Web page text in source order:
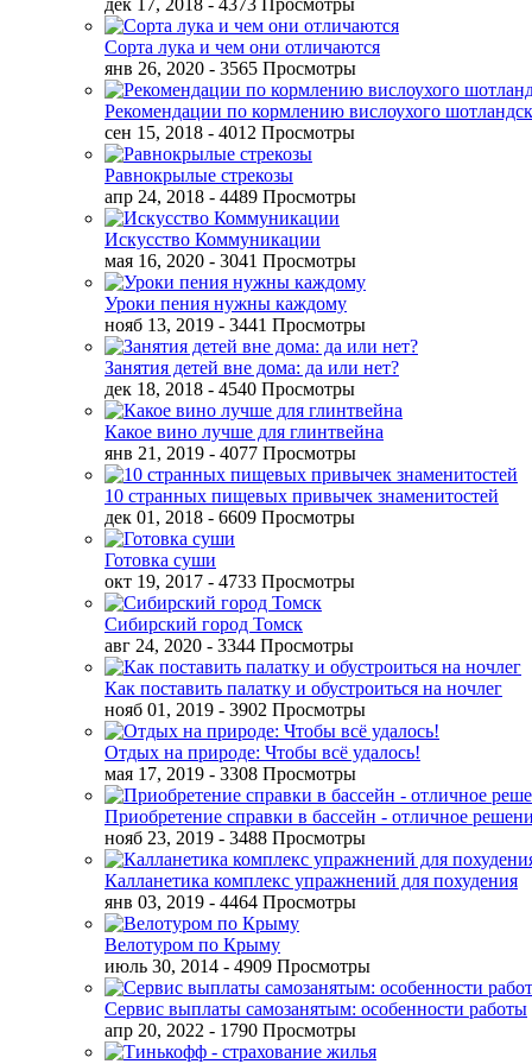
дек 17, 2018 - 4373 Просмотры
Сорта лука и чем они отличаются
янв 26, 2020 - 3565 Просмотры
Рекомендации по кормлению вислоухого
сен 15, 2018 - 4012 Просмотры
Равнокрылые стрекозы
апр 24, 2018 - 4489 Просмотры
Искусство Коммуникации
мая 16, 2020 - 3041 Просмотры
Уроки пения нужны каждому
нояб 13, 2019 - 3441 Просмотры
Занятия детей вне дома: да или нет?
дек 18, 2018 - 4540 Просмотры
Какое вино лучше для глинтвейна
янв 21, 2019 - 4077 Просмотры
10 странных пищевых привычек знаменитостей
дек 01, 2018 - 6609 Просмотры
Готовка суши
окт 19, 2017 - 4733 Просмотры
Сибирский город Томск
авг 24, 2020 - 3344 Просмотры
Как поставить палатку и обустроиться на ночлег
нояб 01, 2019 - 3902 Просмотры
Отдых на природе: Чтобы всё удалось!
мая 17, 2019 - 3308 Просмотры
Приобретение справки в бассейн - отличное
нояб 23, 2019 - 3488 Просмотры
Калланетика комплекс упражнений для похудения
янв 03, 2019 - 4464 Просмотры
Велотуром по Крыму
июль 30, 2014 - 4909 Просмотры
Сервис выплаты самозанятым: особенности работы
апр 20, 2022 - 1790 Просмотры